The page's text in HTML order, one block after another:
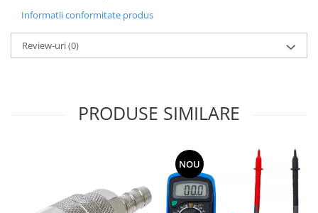
Informatii conformitate produs
Review-uri(0)
PRODUSE SIMILARE
NOU